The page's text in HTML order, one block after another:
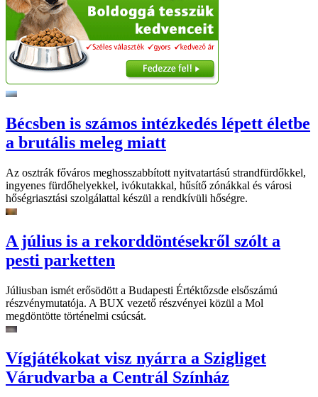
Bécsben is számos intézkedés lépett életbe
a brutális meleg miatt
Az osztrák főváros meghosszabbított nyitvatartású strandfürdőkkel,
ingyenes fürdőhelyekkel, ivókutakkal, hűsítő zónákkal és városi
hőségriasztási szolgálattal készül a rendkívüli hőségre.
A július is a rekorddöntésekről szólt a
pesti parketten
Júliusban ismét erősödött a Budapesti Értéktőzsde elsőszámú
részvénymutatója. A BUX vezető részvényei közül a Mol
megdöntötte történelmi csúcsát.
Vígjátékokat visz nyárra a Szigliget
Várudvarba a Centrál Színház